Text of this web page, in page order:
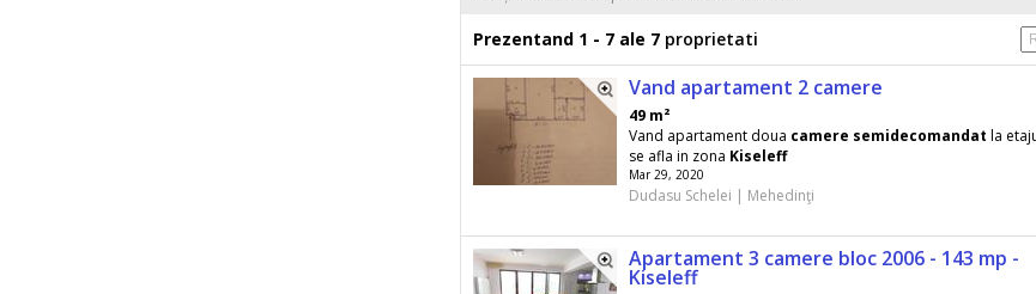
Prezentand 1 - 7 ale 7 proprietati
Vand apartament 2 camere
49 m²
Vand apartament doua camere semidecomandat la
se afla in zona Kiseleff
Mar 29, 2020
Dudasu Schelei | Mehedinţi
Apartament 3 camere bloc 2006 - 143 mp -
Kiseleff